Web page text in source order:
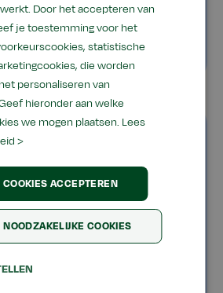
Door het accepteren van
je toestemming voor het
statistische
die worden
personaliseren van
hieronder aan welke
we mogen plaatsen. Lees
>
ACCEPTEREN
COOKIES